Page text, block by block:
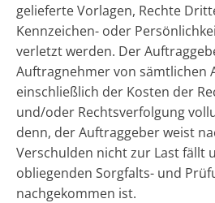
gelieferte Vorlagen, Rechte
Kennzeichen- oder
verletzt werden. Der
Auftragnehmer von sämtlichen
einschließlich der Kosten der
und/oder Rechtsverfolgung
denn, der Auftraggeber weist
Verschulden nicht zur Last fällt
obliegenden Sorgfalts- und
nachgekommen ist.